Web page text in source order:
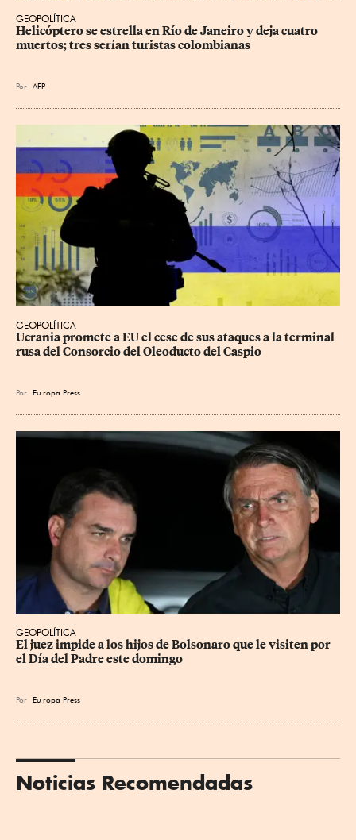
GEOPOLÍTICA
Helicóptero se estrella en Río de Janeiro y deja cuatro
muertos; tres serían turistas colombianas
Por AFP
GEOPOLÍTICA
Ucrania promete a EU el cese de sus ataques a la terminal
rusa del Consorcio del Oleoducto del Caspio
Por Eu ropa Press
GEOPOLÍTICA
El juez impide a los hijos de Bolsonaro que le visiten por
el Día del Padre este domingo
Por Eu ropa Press
Noticias Recomendadas